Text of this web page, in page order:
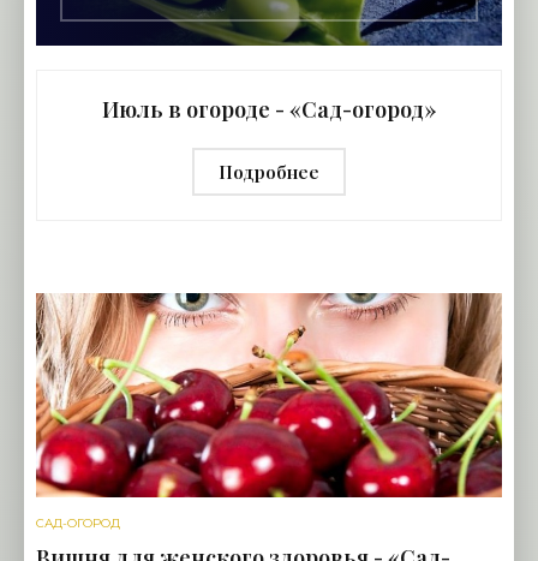
Июль в огороде - «Сад-огород»
Подробнее
САД-ОГОРОД